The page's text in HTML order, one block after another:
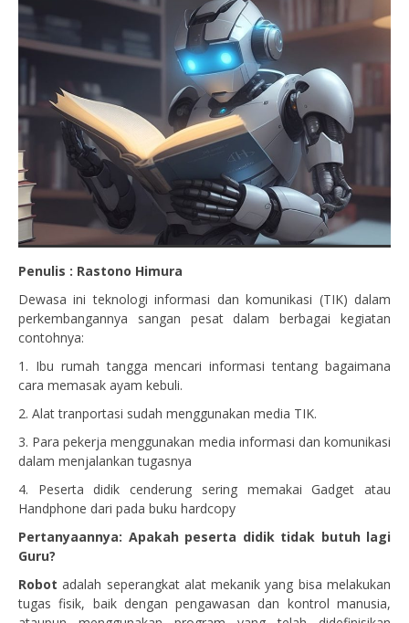
Penulis : Rastono Himura
Dewasa ini teknologi informasi dan komunikasi (TIK) dalam
perkembangannya sangan pesat dalam berbagai kegiatan
contohnya:
1. Ibu rumah tangga mencari informasi tentang bagaimana
cara memasak ayam kebuli.
2. Alat tranportasi sudah menggunakan media TIK.
3. Para pekerja menggunakan media informasi dan komunikasi
dalam menjalankan tugasnya
4. Peserta didik cenderung sering memakai Gadget atau
Handphone dari pada buku hardcopy
Pertanyaannya: Apakah peserta didik tidak butuh lagi
Guru?
Robot adalah seperangkat alat mekanik yang bisa melakukan
tugas fisik, baik dengan pengawasan dan kontrol manusia,